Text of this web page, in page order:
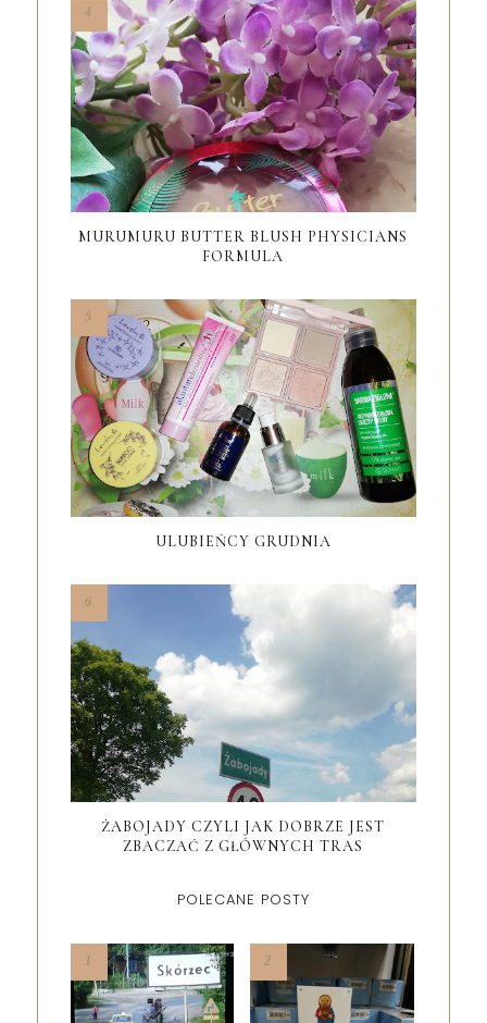
MURUMURU BUTTER BLUSH PHYSICIANS
FORMULA
ULUBIEŃCY GRUDNIA
ŻABOJADY CZYLI JAK DOBRZE JEST
ZBACZAĆ Z GŁÓWNYCH TRAS
POLECANE POSTY